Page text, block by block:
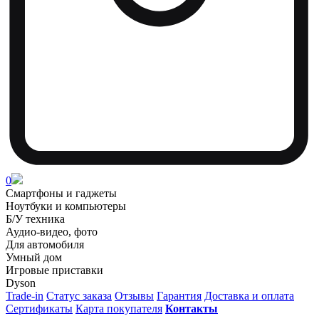
0
Смартфоны и гаджеты
Ноутбуки и компьютеры
Б/У техника
Аудио-видео, фото
Для автомобиля
Умный дом
Игровые приставки
Dyson
Trade-in Статус заказа Отзывы Гарантия Доставка и оплата
Сертификаты Карта покупателя Контакты